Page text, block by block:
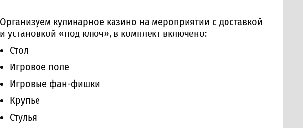
Организуем кулинарное казино на мероприятии с доставкой
и установкой «под ключ», в комплект включено:
Стол
Игровое поле
Игровые фан-фишки
Крупье
Стулья